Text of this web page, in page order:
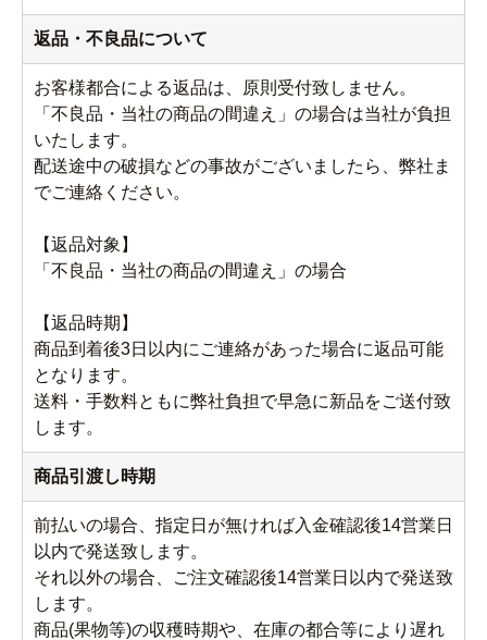
返品・不良品について
お客様都合による返品は、原則受付致しません。
「不良品・当社の商品の間違え」の場合は当社が負担
いたします。
配送途中の破損などの事故がございましたら、弊社ま
でご連絡ください。
【返品対象】
「不良品・当社の商品の間違え」の場合
【返品時期】
商品到着後3日以内にご連絡があった場合に返品可能
となります。
送料・手数料ともに弊社負担で早急に新品をご送付致
します。
商品引渡し時期
前払いの場合、指定日が無ければ入金確認後14営業日
以内で発送致します。
それ以外の場合、ご注文確認後14営業日以内で発送致
します。
商品(果物等)の収穫時期や、在庫の都合等により遅れ